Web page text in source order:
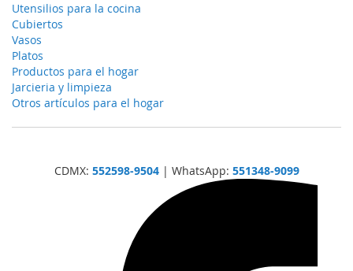
Utensilios para la cocina
Cubiertos
Vasos
Platos
Productos para el hogar
Jarcieria y limpieza
Otros artículos para el hogar
CDMX: 552598-9504| WhatsApp: 551348-9099